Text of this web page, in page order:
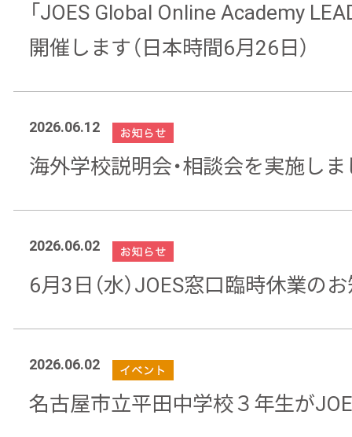
「JOES Global Online Academy
開催します（日本時間6月26日）
2026.06.12
海外学校説明会・相談会を実施し
2026.06.02
6月3日（水）JOES窓口臨時休業の
2026.06.02
名古屋市立平田中学校３年生が